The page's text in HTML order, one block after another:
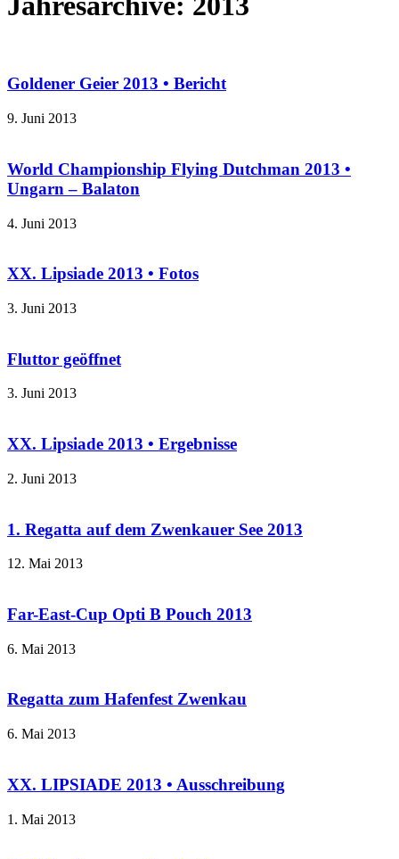
Goldener Geier 2013 • Bericht
9. Juni 2013
World Championship Flying Dutchman 2013 •
Ungarn – Balaton
4. Juni 2013
XX. Lipsiade 2013 • Fotos
3. Juni 2013
Fluttor geöffnet
3. Juni 2013
XX. Lipsiade 2013 • Ergebnisse
2. Juni 2013
1. Regatta auf dem Zwenkauer See 2013
12. Mai 2013
Far-East-Cup Opti B Pouch 2013
6. Mai 2013
Regatta zum Hafenfest Zwenkau
6. Mai 2013
XX. LIPSIADE 2013 • Ausschreibung
1. Mai 2013